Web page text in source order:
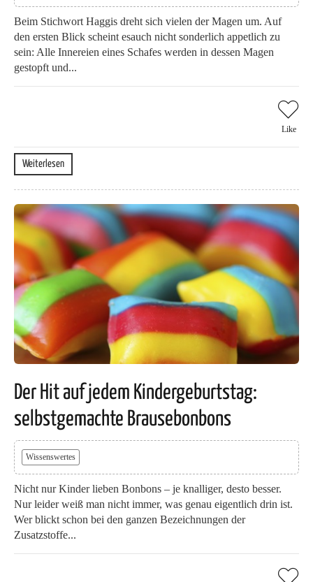
Beim Stichwort Haggis dreht sich vielen der Magen um. Auf
den ersten Blick scheint esauch nicht sonderlich appetlich zu
sein: Alle Innereien eines Schafes werden in dessen Magen
gestopft und...
Like
Weiterlesen
Der Hit auf jedem Kindergeburtstag:
selbstgemachte Brausebonbons
Wissenswertes
Nicht nur Kinder lieben Bonbons – je knalliger, desto besser.
Nur leider weiß man nicht immer, was genau eigentlich drin ist.
Wer blickt schon bei den ganzen Bezeichnungen der
Zusatzstoffe...